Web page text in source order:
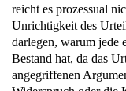
reicht es prozessual
Unrichtigkeit des
darlegen, warum jede
Bestand hat, da das
angegriffenen